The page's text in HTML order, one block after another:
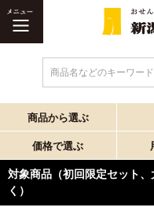
商品名などのキーワー
商品から選ぶ
価格で選ぶ
対象商品（初回限定セット
く）